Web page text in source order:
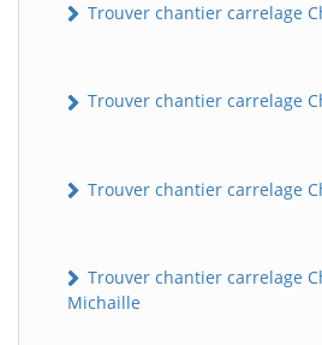
Trouver chantier carrelage
Trouver chantier carrelage
Trouver chantier carrelage
Trouver chantier carrelage
Michaille